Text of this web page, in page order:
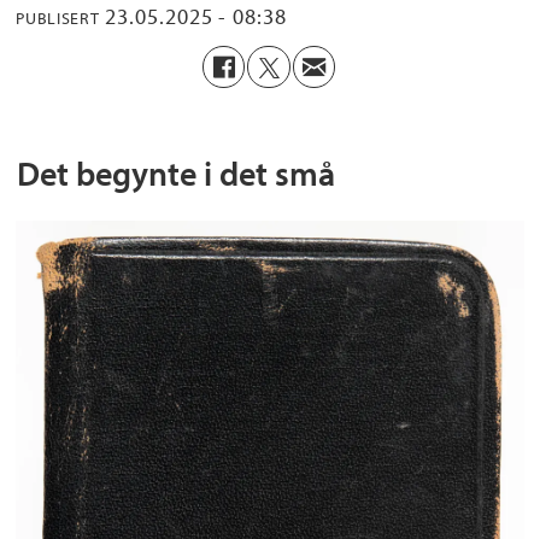
PUBLISERT 23.05.2025 - 08:38
Det begynte i det små